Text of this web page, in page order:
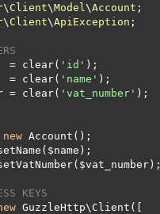
\ Client\Model \Account
\ Client\ApiException ;
clear( 'id' );
= clear( 'name' );
= clear( 'vat_number' );
new Account();
KEYS
GuzzleHttp\Client([